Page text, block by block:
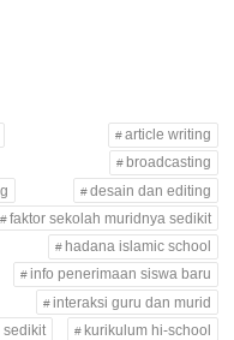
article writing
broadcasting
desain dan editing
faktor sekolah muridnya sedikit
hadana islamic school
info penerimaan siswa baru
interaksi guru dan murid
sedikit
kurikulum hi-school